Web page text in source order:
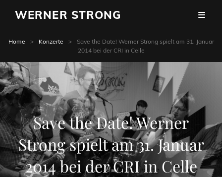
WERNER STRONG
Home > Konzerte >
Save the Date! Werner Strong spielt am 31. Januar
2014 bei der CRI in Celle
Save the Date! Werner
Strong spielt am 31. Januar
2014 bei der CRI in Celle